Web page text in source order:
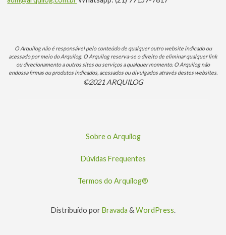
O Arquilog não é responsável pelo conteúdo de qualquer outro website indicado ou
acessado por meio do Arquilog. O Arquilog reserva-se o direito de eliminar qualquer link
ou direcionamento a outros sites ou serviços a qualquer momento. O Arquilog não
endossa firmas ou produtos indicados, acessados ou divulgados através destes websites.
©2021 ARQUILOG
Sobre o Arquilog
Dúvidas Frequentes
Termos do Arquilog®
Distribuído por Bravada &WordPress.